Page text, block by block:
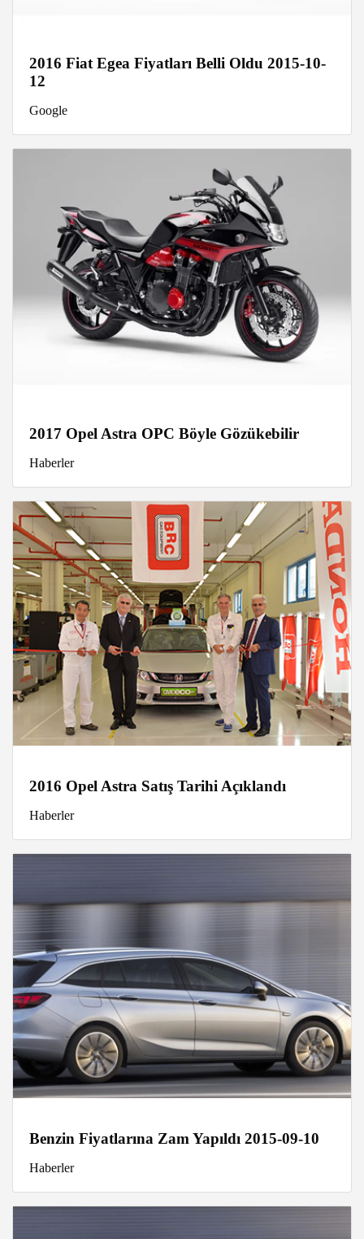
2016 Fiat Egea Fiyatları Belli Oldu 2015-10-
12
Google
2017 Opel Astra OPC Böyle Gözükebilir
Haberler
2016 Opel Astra Satış Tarihi Açıklandı
Haberler
Benzin Fiyatlarına Zam Yapıldı 2015-09-10
Haberler